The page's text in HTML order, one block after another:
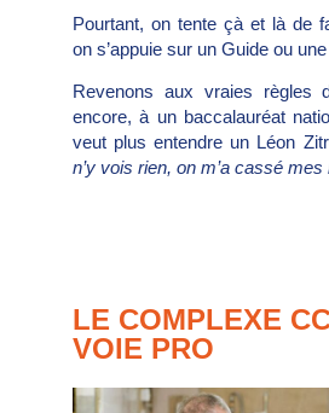
Pourtant, on tente çà et là de
on s’appuie sur un Guide ou
Revenons aux vraies règles
encore, à un baccalauréat
veut plus entendre un Léon
n’y vois rien, on m’a cassé mes
LE COMPLEXE
VOIE PRO